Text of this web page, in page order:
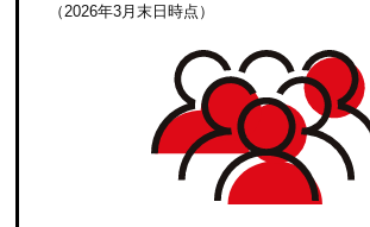
（2026年3月末日時点）